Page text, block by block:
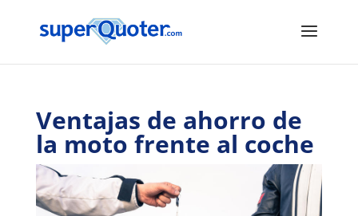
Ventajas de ahorro de
la moto frente al coche